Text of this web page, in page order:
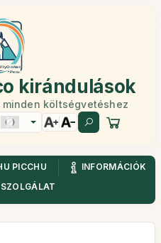
kirándulások
költségvetéshez
PICCHU
INFORMÁCIÓK